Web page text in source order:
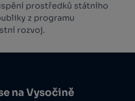
prostředků státního
z programu
rozvoj.
na Vysočině